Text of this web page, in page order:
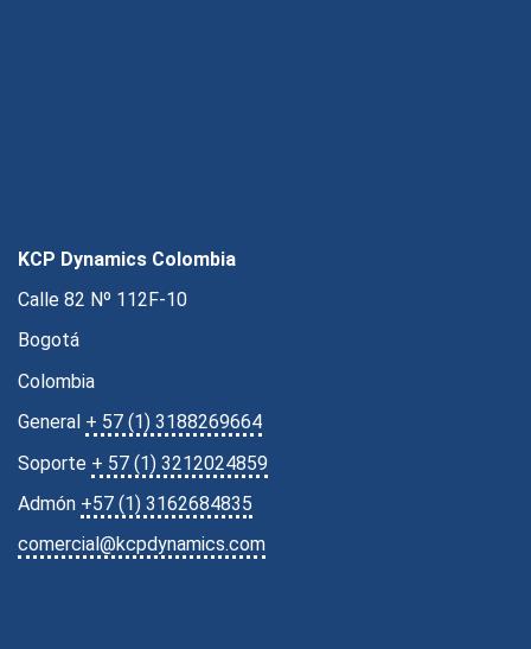
KCP Dynamics Colombia
Calle 82 Nº 112F-10
Bogotá
Colombia
General + 57 (1) 3188269664
Soporte + 57 (1) 3212024859
Admón +57 (1) 3162684835
comercial@kcpdynamics.com